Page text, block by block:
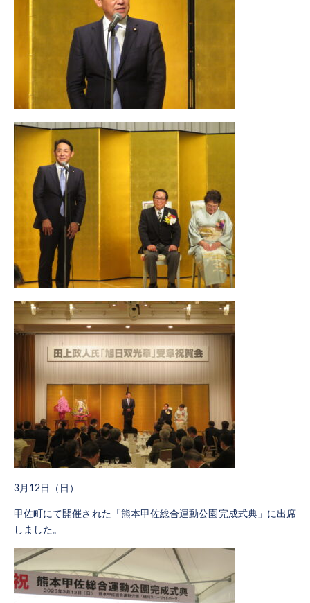
3月12日（日）
甲佐町にて開催された「熊本甲佐総合運動公園完成式典」に出席
しました。